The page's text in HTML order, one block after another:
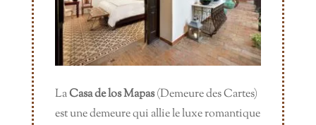
LaCasa de los Mapas(Demeure des Cartes)
est une demeure qui allie le luxe romantique